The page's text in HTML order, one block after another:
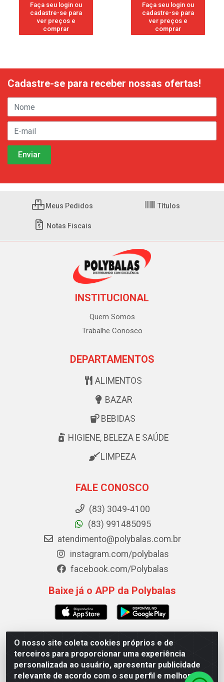
Faça seu login ou
cadastre-se para
ver preços e
comprar
Faça seu login ou
cadastre-se para
ver preços e
comprar
O nosso site coleta cookies próprios e de
terceiros para proporcionar uma experiência
personalizada ao usuário, apresentar publicidade
relevante de acordo com o seu perfil e melhorar a
Cadastre-se para receber nossas ofertas!
Meus Pedidos Títulos
Notas Fiscais
INSTITUCIONAL
Quem Somos
Trabalhe Conosco
DEPARTAMENTOS
ALIMENTOS
BAZAR
BEBIDAS
HIGIENE, BELEZA E SAÚDE
LIMPEZA
FALE CONOSCO
(83) 3049-4100
(83) 991485095
atendimento@polybalas.com.br
instagram.com/polybalas
facebook.com/Polybalas
Baixe já o APP da Polybalas
Polybalas - Rua João Miguel de Souza, 173 Galpão B -
Ernesto Geisel, João Pessoa/PB - CEP 58.075-075 - CNPJ
00.909.327/0002-61